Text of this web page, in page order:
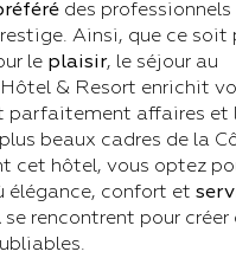
des professionnels
Ainsi, que ce soit
le plaisir, le séjour au
& Resort enrichit
parfaitement affaires et
beaux cadres de la
cet hôtel, vous optez
élégance, confort et
se rencontrent pour créer